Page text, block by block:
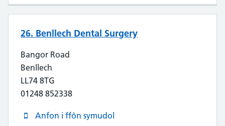
26. Benllech Dental Surgery
Bangor Road
Benllech
LL74 8TG
01248 852338
Anfon i ffôn symudol